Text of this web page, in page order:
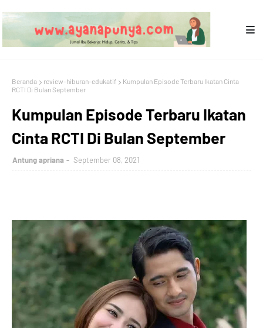
Beranda review-hiburan-edukatif
Kumpulan Episode Terbaru Ikatan Cinta
RCTI Di Bulan September
Kumpulan Episode Terbaru Ikatan
Cinta RCTI Di Bulan September
Antung apriana September 08, 2021